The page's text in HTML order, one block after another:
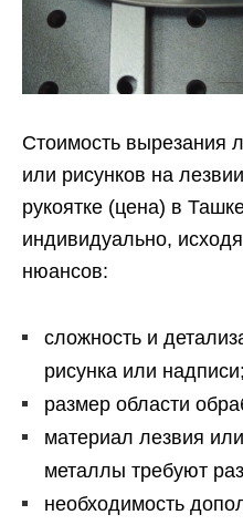
Стоимость вырезания
или рисунков на
рукоятке (цена) в
индивидуально,
нюансов:
сложность и
рисунка или надписи;
размер области
материал лезвия
металлы требуют
необходимость